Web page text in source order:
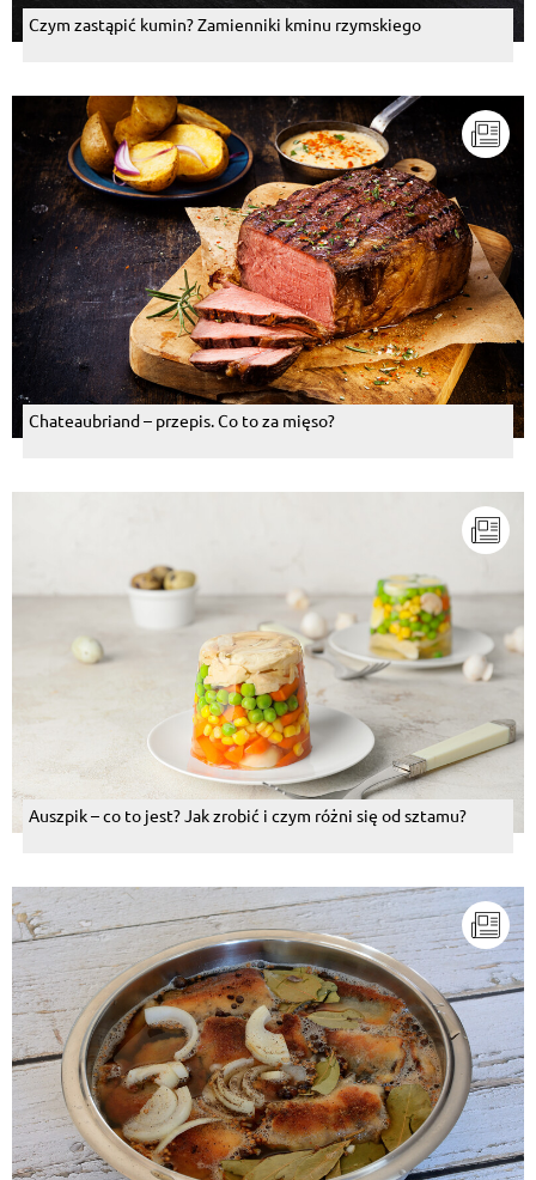
Czym zastąpić kumin? Zamienniki kminu rzymskiego
Chateaubriand – przepis. Co to za mięso?
Auszpik – co to jest? Jak zrobić i czym różni się od sztamu?